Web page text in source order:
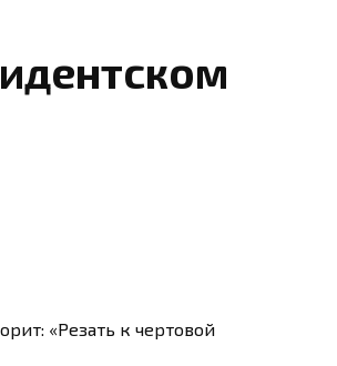
«Резать к чертовой